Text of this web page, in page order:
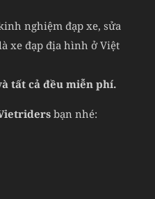
nghiệm đạp xe, sửa
xe đạp địa hình ở Việt
tất cả đều miễn phí.
bạn nhé: